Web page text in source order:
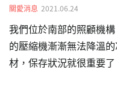
關愛消息 2021.06.24
我們位於南部的照顧機
的壓縮機漸漸無法降溫
材，保存狀況就很重要